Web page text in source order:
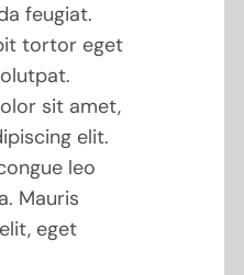
feugiat.
tortor eget
sit amet,
elit.
leo
Mauris
eget